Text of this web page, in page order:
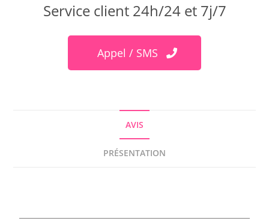
Service client 24h/24 et 7j/7
Appel / SMS
AVIS
PRÉSENTATION